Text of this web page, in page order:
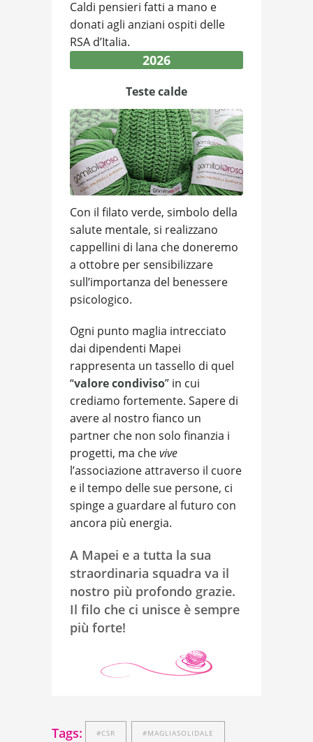
Caldi pensieri fatti a mano e
donati agli anziani ospiti delle
RSA d’Italia.
2026
Teste calde
Con il filato verde, simbolo della
salute mentale, si realizzano
cappellini di lana che doneremo
a ottobre per sensibilizzare
sull’importanza del benessere
psicologico.
Ogni punto maglia intrecciato
dai dipendenti Mapei
rappresenta un tassello di quel
“valore condiviso” in cui
crediamo fortemente. Sapere di
avere al nostro fianco un
partner che non solo finanzia i
progetti, ma chevive
l’associazione attraverso il cuore
e il tempo delle sue persone, ci
spinge a guardare al futuro con
ancora più energia.
A Mapei e a tutta la sua
straordinaria squadra va il
nostro più profondo grazie.
Il filo che ci unisce è sempre
più forte!
Tags: #CSR #MAGLIASOLIDALE